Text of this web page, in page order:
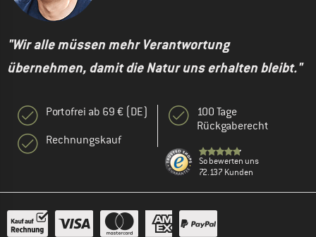
"Wir alle müssen mehr Verantwortung
übernehmen, damit die Natur uns erhalten bleibt."
Portofrei ab 69 € (DE)
Rechnungskauf
100 Tage
Rückgaberecht
So bewerten uns
72.137 Kunden